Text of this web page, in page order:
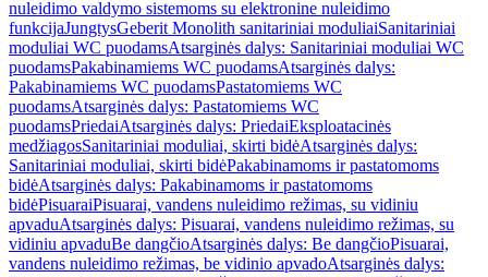
nuleidimo valdymo sistemoms su elektronine nuleidimo
funkcijaJungtysGeberit Monolith sanitariniai moduliaiSanitariniai
moduliai WC puodamsAtsarginės dalys: Sanitariniai moduliai WC
puodamsPakabinamiems WC puodamsAtsarginės dalys:
Pakabinamiems WC puodamsPastatomiems WC
puodamsAtsarginės dalys: Pastatomiems WC
puodamsPriedaiAtsarginės dalys: PriedaiEksploatacinės
medžiagosSanitariniai moduliai, skirti bidėAtsarginės dalys:
Sanitariniai moduliai, skirti bidėPakabinamoms ir pastatomoms
bidėAtsarginės dalys: Pakabinamoms ir pastatomoms
bidėPisuaraiPisuarai, vandens nuleidimo režimas, su vidiniu
apvaduAtsarginės dalys: Pisuarai, vandens nuleidimo režimas, su
vidiniu apvaduBe dangčioAtsarginės dalys: Be dangčioPisuarai,
vandens nuleidimo režimas, be vidinio apvadoAtsarginės dalys: